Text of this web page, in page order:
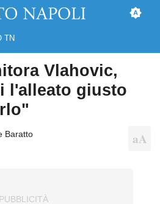
TN
Vlahovic,
l'alleato giusto
Baratto